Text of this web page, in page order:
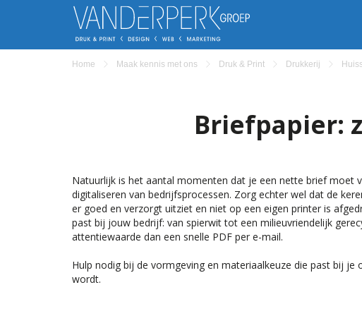
Home Maak kennis met ons Druk & Print Drukkerij
Briefpapier:
Natuurlijk is het aantal momenten dat je een nette brief
digitaliseren van bedrijfsprocessen. Zorg echter wel dat de
er goed en verzorgt uitziet en niet op een eigen printer is
past bij jouw bedrijf: van spierwit tot een milieuvriendelijk
attentiewaarde dan een snelle PDF per e-mail.
Hulp nodig bij de vormgeving en materiaalkeuze die past bij
wordt.